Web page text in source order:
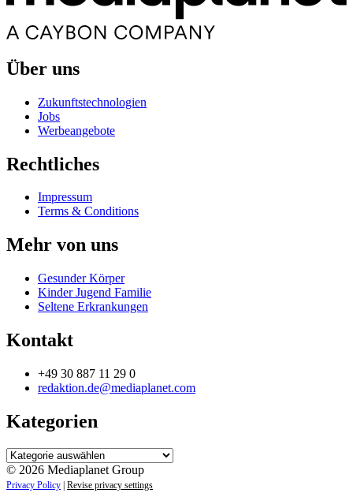
Über uns
Zukunftstechnologien
Jobs
Werbeangebote
Rechtliches
Impressum
Terms & Conditions
Mehr von uns
Gesunder Körper
Kinder Jugend Familie
Seltene Erkrankungen
Kontakt
+49 30 887 11 29 0
redaktion.de@mediaplanet.com
Kategorien
Kategorien
© 2026 Mediaplanet Group
Privacy Policy Revise privacy settings